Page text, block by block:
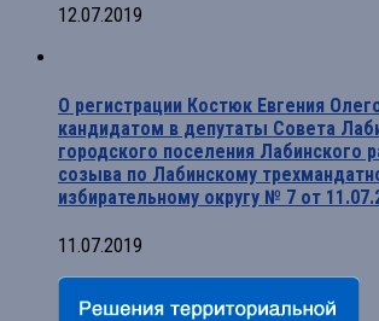
12.07.2019
О регистрации Костюк Евгения
кандидатом в депутаты Совета
городского поселения Лабинского
созыва по Лабинскому
избирательному округу № 7 от
11.07.2019